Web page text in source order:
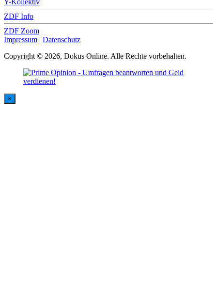
ZDF Info
ZDF Zoom
Impressum | Datenschutz
Copyright © 2026, Dokus Online. Alle Rechte vorbehalten.
×